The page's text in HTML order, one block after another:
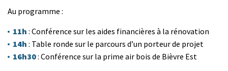
Au programme :
11h : Conférence sur les aides financières à la rénovation
14h : Table ronde sur le parcours d’un porteur de projet
16h30: Conférence sur la prime air bois de Bièvre Est